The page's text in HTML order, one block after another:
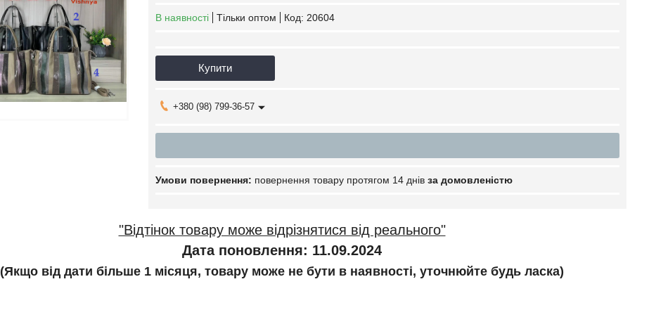
В наявності Тільки оптом Код: 20604
Купити
+380 (98) 799-36-57
повернення товару протягом 14 днів за домовленістю
"Відтінок товару може відрізнятися від реального"
Дата поновлення: 11.09.2024
(Якщо від дати більше 1 місяця, товару може не бути в наявності, уточнюйте будь ласка)